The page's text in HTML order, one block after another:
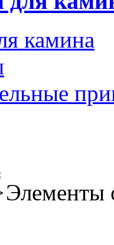
камина
Элементы